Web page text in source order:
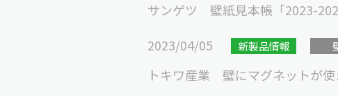
サンゲツ 壁紙見本帳「2023-
2023/04/05
新製品情報
トキワ産業 壁にマグネットが